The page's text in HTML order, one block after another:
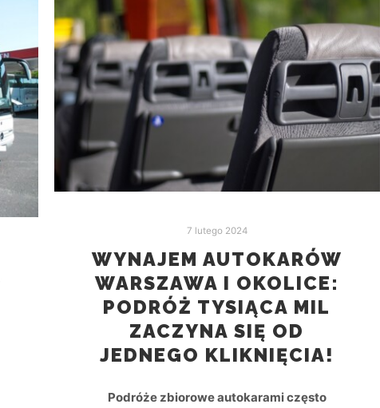
7 lutego 2024
WYNAJEM AUTOKARÓW
WARSZAWA I OKOLICE:
PODRÓŻ TYSIĄCA MIL
ZACZYNA SIĘ OD
JEDNEGO KLIKNIĘCIA!
Podróże zbiorowe autokarami często